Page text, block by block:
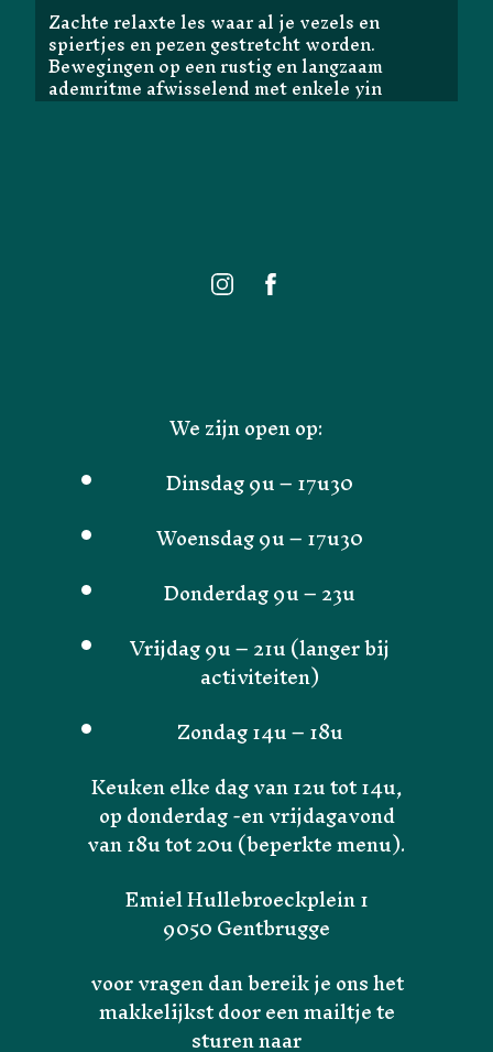
Zachte relaxte les waar al je vezels en
spiertjes en pezen gestretcht worden.
Bewegingen op een rustig en langzaam
ademritme afwisselend met enkele yin
houdingen.
We zijn open op:
Dinsdag 9u – 17u30
Woensdag 9u – 17u30
Donderdag 9u – 23u
Vrijdag 9u – 21u (langer bij
activiteiten)
Zondag 14u – 18u
Keuken elke dag van 12u tot 14u,
op donderdag -en vrijdagavond
van 18u tot 20u (beperkte menu).
Emiel Hullebroeckplein 1
9050 Gentbrugge
voor vragen dan bereik je ons het
makkelijkst door een mailtje te
sturen naar